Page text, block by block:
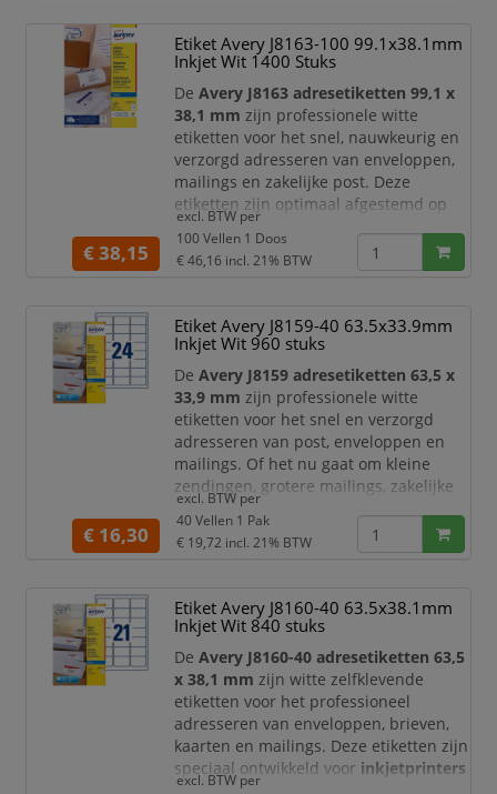
duidelijke verzendinstructies. Deze
etiketten zijn ideaal voor kantoren,
webshops, magazijnen,
verzendafdelingen en o
Etiket Avery J8163-100 99.1x38.1mm
Inkjet Wit 1400 Stuks
DeAvery J8163 adresetiketten 99,1 x
38,1 mm zijn professionele witte
etiketten voor het snel, nauwkeurig en
verzorgd adresseren van enveloppen,
mailings en zakelijke post. Deze
etiketten zijn optimaal afgestemd op
standaard envelopformaten en
bijzonder geschikt voor
C6 enveloppen
Of u nu een last-minute direct mail wilt
verwerkt of dagelijks zakelijke
correspondentie verzendt: met deze
etiketten zorgt
€ 38,15
excl. BTW per
100 Vellen 1 Doos
€ 46,16 incl. 21% BTW
Etiket Avery J8159-40 63.5x33.9mm
Inkjet Wit 960 stuks
DeAvery J8159 adresetiketten 63,5 x
33,9 mm zijn professionele witte
etiketten voor het snel en verzorgd
adresseren van post, enveloppen en
mailings. Of het nu gaat om kleine
zendingen, grotere mailings, zakelijke
correspondentie of dagelijkse
postverwerking: met deze A4 etiketten
creëert u eenvoudig een nette en
optimaal afgestemd op standaard
envelopformaten en biedt voldoende
ruimte voor duidelijke adr
€ 16,30
excl. BTW per
40 Vellen 1 Pak
€ 19,72 incl. 21% BTW
Etiket Avery J8160-40 63.5x38.1mm
Inkjet Wit 840 stuks
DeAvery J8160-40 adresetiketten 63,5
x 38,1 mm zijn witte zelfklevende
etiketten voor het professioneel
adresseren van enveloppen, brieven,
kaarten en mailings. Deze etiketten zijn
speciaal ontwikkeld voor inkjetprinters
excl. BTW per